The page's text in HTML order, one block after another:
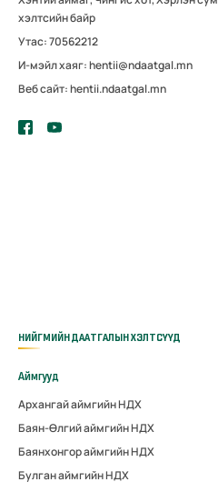
хэлтсийн байр
Утас: 70562212
И-мэйл хаяг: hentii@ndaatgal.mn
Веб сайт: hentii.ndaatgal.mn
НИЙГМИЙН ДААТГАЛЫН ХЭЛТСҮҮД
Аймгууд
Архангай аймгийн НДХ
Баян-Өлгий аймгийн НДХ
Баянхонгор аймгийн НДХ
Булган аймгийн НДХ